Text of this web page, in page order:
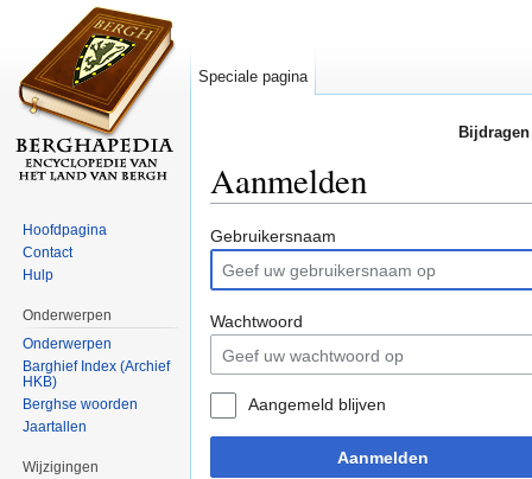
Aanmelden
Gebruikersnaam
Wachtwoord
Aangemeld blijven
Aanmelden
Speciale pagina
Hoofdpagina
Contact
Hulp
Onderwerpen
Onderwerpen
Barghief Index (Archief
HKB)
Berghse woorden
Jaartallen
Wijzigingen